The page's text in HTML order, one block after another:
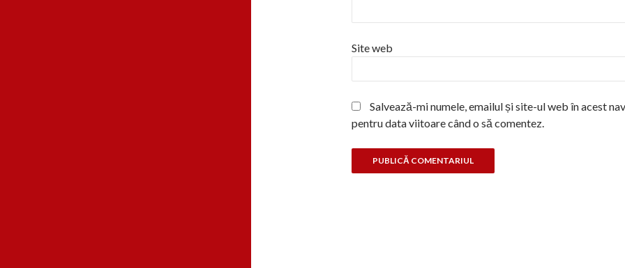
Site web
Salvează-mi numele, emailul și site-ul web în acest
pentru data viitoare când o să comentez.